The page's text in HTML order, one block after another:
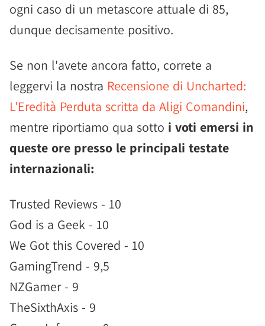
ogni caso di un metascore attuale di 85,
dunque decisamente positivo.
Se non l'avete ancora fatto, correte a
leggervi la nostra Recensione di Uncharted:
L'Eredità Perduta scritta da Aligi Comandini,
mentre riportiamo qua sotto i voti emersi in
queste ore presso le principali testate
internazionali:
Trusted Reviews - 10
God is a Geek - 10
We Got this Covered - 10
GamingTrend - 9,5
NZGamer - 9
TheSixthAxis - 9